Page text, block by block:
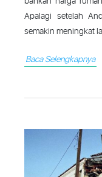
Apalagi setelah
semakin meningkat
Baca Selengkapnya